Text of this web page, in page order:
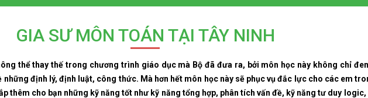
GIA SƯ MÔN TOÁN TẠI TÂY NINH
thể thay thế trong chương trình giáo dục mà Bộ đã đưa ra, bởi môn học này không chỉ
định lý, định luật, công thức. Mà hơn hết môn học này sẽ phục vụ đắc lực cho các em
thêm cho bạn những kỹ năng tốt như kỹ năng tổng hợp, phân tích vấn đề, kỹ năng tư duy